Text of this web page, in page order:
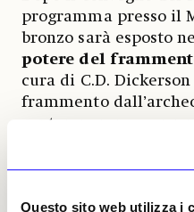
Questo sito web utilizza i
programma presso il
bronzo sarà esposto
potere del
cura di C.D.
frammento
contemporanea,
con la National
Palazzo Strozzi dal